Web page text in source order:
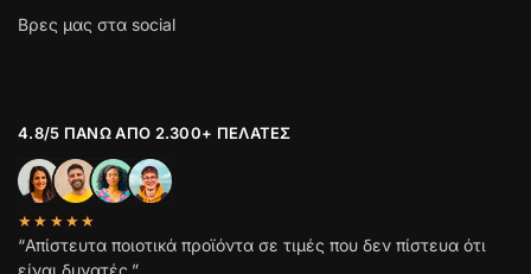
Βρες μας στα social
4.8/5 ΠΆΝΩ ΑΠΌ 2.300+ ΠΕΛΆΤΕΣ
★★★★★
“Απίστευτα ποιοτικά προϊόντα σε τιμές που δεν πίστευα ότι
είναι δυνατές.”